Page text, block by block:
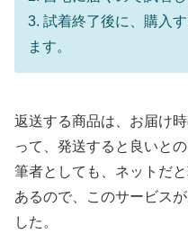
3. 試着終了後に、購入
ます。
返送する商品は、お届け
って、発送すると良いとの
筆者としても、ネットだ
あるので、このサービス
した。